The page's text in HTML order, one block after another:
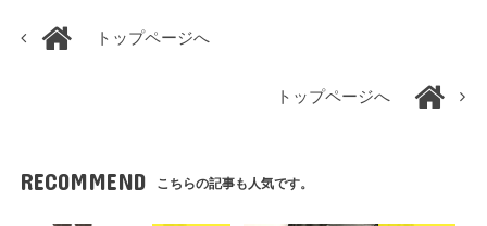
トップページへ
トップページへ
RECOMMEND こちらの記事も人気です。